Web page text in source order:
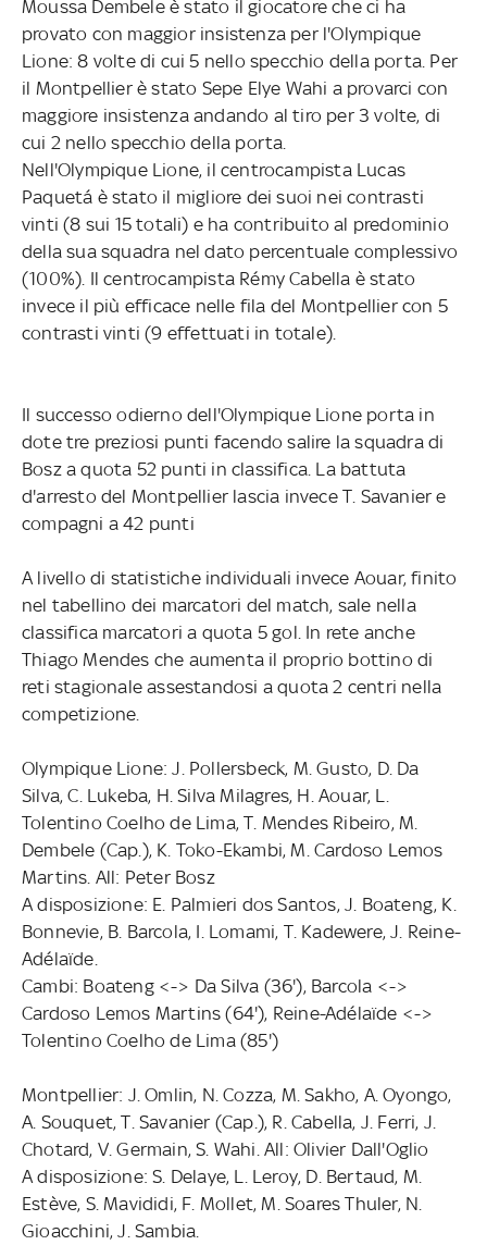
Moussa Dembele è stato il giocatore che ci ha
provato con maggior insistenza per l'Olympique
Lione: 8 volte di cui 5 nello specchio della porta. Per
il Montpellier è stato Sepe Elye Wahi a provarci con
maggiore insistenza andando al tiro per 3 volte, di
cui 2 nello specchio della porta.
Nell'Olympique Lione, il centrocampista Lucas
Paquetá è stato il migliore dei suoi nei contrasti
vinti (8 sui 15 totali) e ha contribuito al predominio
della sua squadra nel dato percentuale complessivo
(100%). Il centrocampista Rémy Cabella è stato
invece il più efficace nelle fila del Montpellier con 5
contrasti vinti (9 effettuati in totale).
Il successo odierno dell'Olympique Lione porta in
dote tre preziosi punti facendo salire la squadra di
Bosz a quota 52 punti in classifica. La battuta
d'arresto del Montpellier lascia invece T. Savanier e
compagni a 42 punti
A livello di statistiche individuali invece Aouar, finito
nel tabellino dei marcatori del match, sale nella
classifica marcatori a quota 5 gol. In rete anche
Thiago Mendes che aumenta il proprio bottino di
reti stagionale assestandosi a quota 2 centri nella
competizione.
Olympique Lione: J. Pollersbeck, M. Gusto, D. Da
Silva, C. Lukeba, H. Silva Milagres, H. Aouar, L.
Tolentino Coelho de Lima, T. Mendes Ribeiro, M.
Dembele (Cap.), K. Toko-Ekambi, M. Cardoso Lemos
Martins. All: Peter Bosz
A disposizione: E. Palmieri dos Santos, J. Boateng, K.
Bonnevie, B. Barcola, I. Lomami, T. Kadewere, J. Reine-
Adélaïde.
Cambi: Boateng <-> Da Silva (36'), Barcola <->
Cardoso Lemos Martins (64'), Reine-Adélaïde <->
Tolentino Coelho de Lima (85')
Montpellier: J. Omlin, N. Cozza, M. Sakho, A. Oyongo,
A. Souquet, T. Savanier (Cap.), R. Cabella, J. Ferri, J.
Chotard, V. Germain, S. Wahi. All: Olivier Dall'Oglio
A disposizione: S. Delaye, L. Leroy, D. Bertaud, M.
Estève, S. Mavididi, F. Mollet, M. Soares Thuler, N.
Gioacchini, J. Sambia.